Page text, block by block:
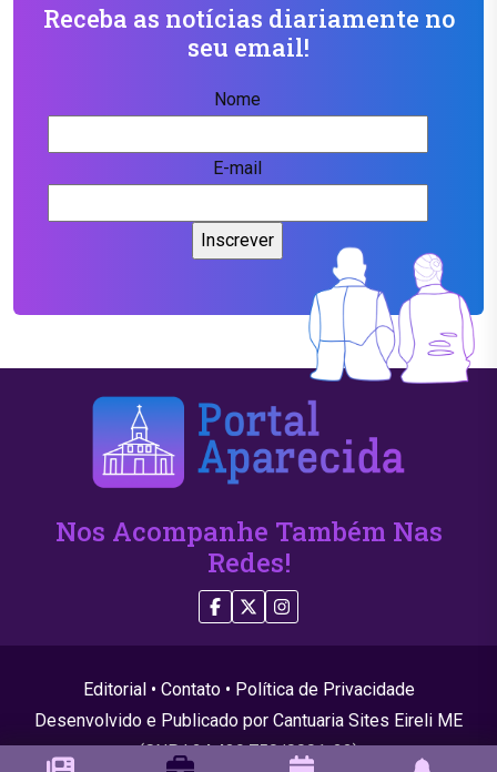
Receba as notícias diariamente no
seu email!
Nome
E-mail
Nos Acompanhe Também Nas
Redes!
Editorial • Contato• Política de Privacidade
Desenvolvido e Publicado por Cantuaria Sites Eireli ME
(CNPJ 24.439.750/0001-22)